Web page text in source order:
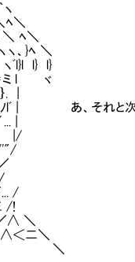
＼
＼
l}l l} l}
l ヾ
|
と次からはちょ
|
|/ γ´￣
‐--' ,.
--＼ ／
/
/!
∧ ＼
＜二＼
／ ＼